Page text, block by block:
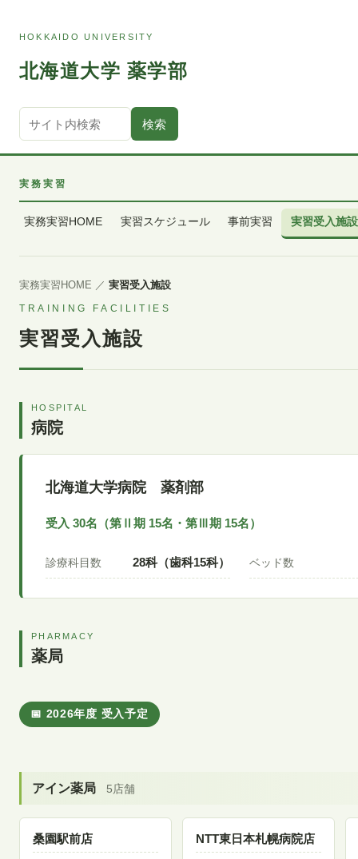
HOKKAIDO UNIVERSITY
北海道大学 薬学部
検索
実務実習
実務実習HOME 実習スケジュール 事前実習 実習受入施設
実務実習HOME ／ 実習受入施設
TRAINING FACILITIES
実習受入施設
HOSPITAL
病院
北海道大学病院 薬剤部
受入 30名（第Ⅱ期 15名・第Ⅲ期 15名）
診療科目数 28科（歯科15科） ベッド数
PHARMACY
薬局
2026年度 受入予定
アイン薬局 5店舗
桑園駅前店 NTT東日本札幌病院店